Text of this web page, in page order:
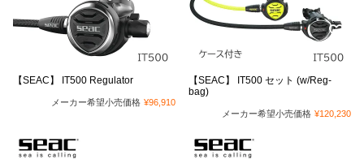
【SEAC】 IT500 Regulator
メーカー希望小売価格 ¥96,910
【SEAC】 IT500 セット (w/Reg-
bag)
メーカー希望小売価格 ¥120,230